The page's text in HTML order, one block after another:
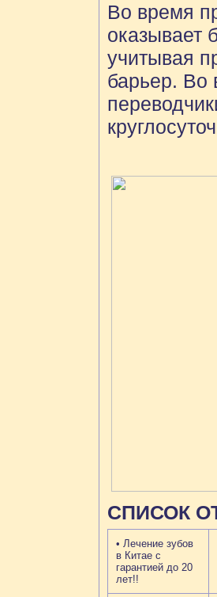
Во время
оказывает
учитывая
барьер. Во
СПИСОК
• Лечение зубов
в Китае c
гарантией до 20
лет!!